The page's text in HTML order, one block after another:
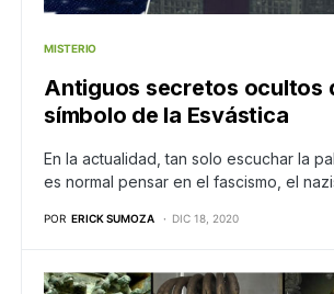
MISTERIO
Antiguos secretos ocultos
símbolo de la Esvástica
En la actualidad, tan solo escuchar la
es normal pensar en el fascismo, el
POR ERICK SUMOZA DIC 18, 2020